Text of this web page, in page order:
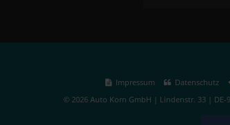
Impressum Datenschutz
© 2026 Auto Korn GmbH | Lindenstr. 33 |